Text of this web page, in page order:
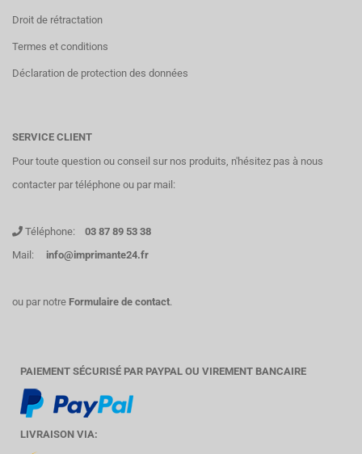
Droit de rétractation
Termes et conditions
Déclaration de protection des données
SERVICE CLIENT
Pour toute question ou conseil sur nos produits, n'hésitez pas à nous
contacter par téléphone ou par mail:
Téléphone: 03 87 89 53 38
Mail:
info@imprimante24.fr
ou par notre Formulaire de contact.
PAIEMENT SÉCURISÉ PAR PAYPAL OU VIREMENT BANCAIRE
LIVRAISON VIA: